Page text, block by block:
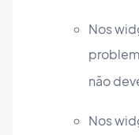
Nos
não
Nos